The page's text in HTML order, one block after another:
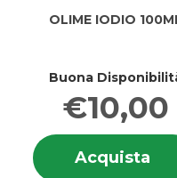
OLIME IODIO
Buona
€10,00
Acquista